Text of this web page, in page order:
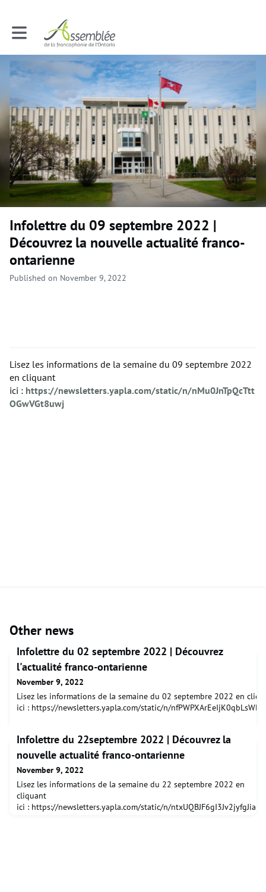
Toggle main navigation
Infolettre du 09 septembre 2022 |
Découvrez la nouvelle actualité franco-
ontarienne
Published on November 9, 2022
Lisez les informations de la semaine du 09 septembre 2022
en cliquant
ici : https://newsletters.yapla.com/static/n/nMu0JnTpQcTtt
OGwVGt8uwj
Other news
Infolettre du 02 septembre 2022 | Découvrez
l'actualité franco-ontarienne
November 9, 2022
Lisez les informations de la semaine du 02 septembre 2022 en
ici : https://newsletters.yapla.com/static/n/
Infolettre du 22septembre 2022 | Découvrez la
nouvelle actualité franco-ontarienne
November 9, 2022
Lisez les informations de la semaine du 22 septembre 2022 en
cliquant
ici : https://newsletters.yapla.com/static/n/ntxUQBJF6gI3Jv2jyfgJiaRu